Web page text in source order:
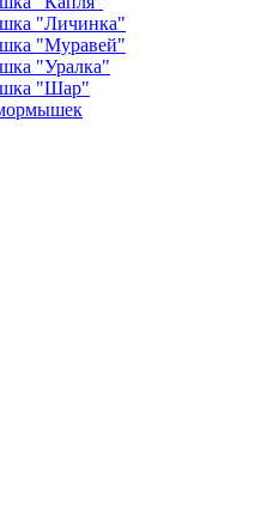
"Личинка"
"Муравей"
"Уралка"
"Шар"